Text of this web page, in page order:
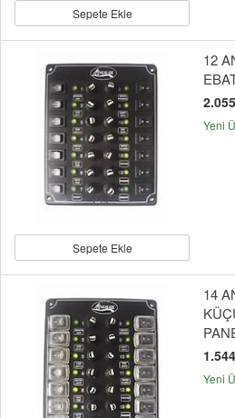
Sepete Ekle
Sepete Ekle
12
Yeni
14
Yeni